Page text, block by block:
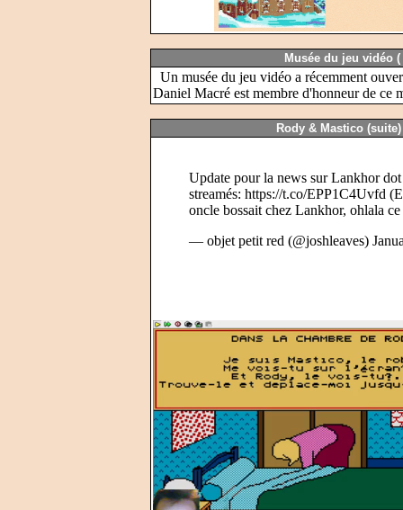
Musée du jeu vidéo (
Un musée du jeu vidéo a récemment
Daniel Macré est membre d'honneur de ce
Rody & Mastico
Update pour la news sur Lankhor
streamés: https://t.co/EPP1C4Uvfd
oncle bossait chez Lankhor, ohlala
— objet petit red (@joshleaves)